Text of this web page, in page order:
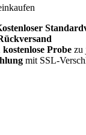
Probe zu
mit SSL-